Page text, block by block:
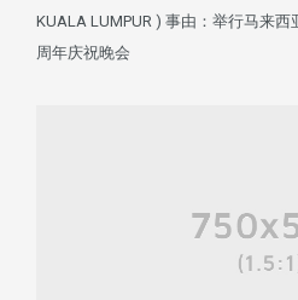
KUALA LUMPUR ) 事由：举行马来
周年庆祝晚会